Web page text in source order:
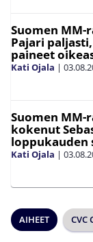
Suomen MM-
Pajari
paineet
Kati Ojala |
Suomen MM-
kokenut
loppukauden
Kati Ojala |
AIHEET CVC